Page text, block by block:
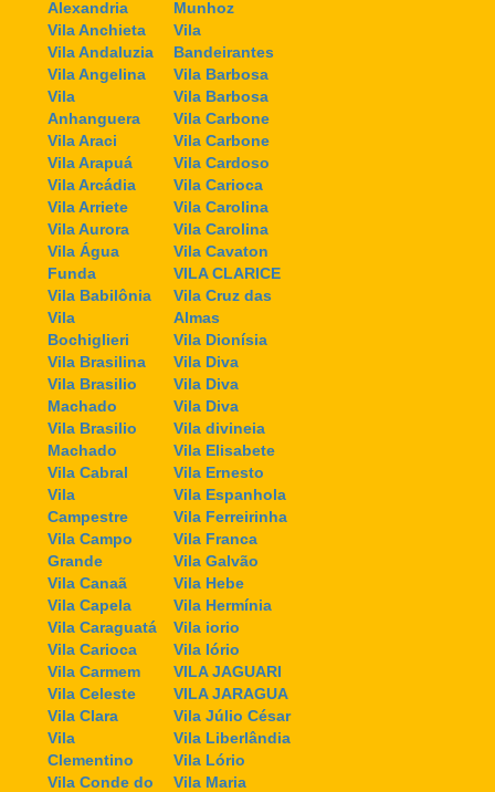
Alexandria
Vila Anchieta
Vila Andaluzia
Vila Angelina
Vila
Anhanguera
Vila Araci
Vila Arapuá
Vila Arcádia
Vila Arriete
Vila Aurora
Vila Água
Funda
Vila Babilônia
Vila
Bochiglieri
Vila Brasilina
Vila Brasilio
Machado
Vila Brasilio
Machado
Vila Cabral
Vila
Campestre
Vila Campo
Grande
Vila Canaã
Vila Capela
Vila Caraguatá
Vila Carioca
Vila Carmem
Vila Celeste
Vila Clara
Vila
Clementino
Vila Conde do
Munhoz
Vila
Bandeirantes
Vila Barbosa
Vila Barbosa
Vila Carbone
Vila Carbone
Vila Cardoso
Vila Carioca
Vila Carolina
Vila Carolina
Vila Cavaton
VILA CLARICE
Vila Cruz das
Almas
Vila Dionísia
Vila Diva
Vila Diva
Vila Diva
Vila divineia
Vila Elisabete
Vila Ernesto
Vila Espanhola
Vila Ferreirinha
Vila Franca
Vila Galvão
Vila Hebe
Vila Hermínia
Vila iorio
Vila Iório
VILA JAGUARI
VILA JARAGUA
Vila Júlio César
Vila Liberlândia
Vila Lório
Vila Maria